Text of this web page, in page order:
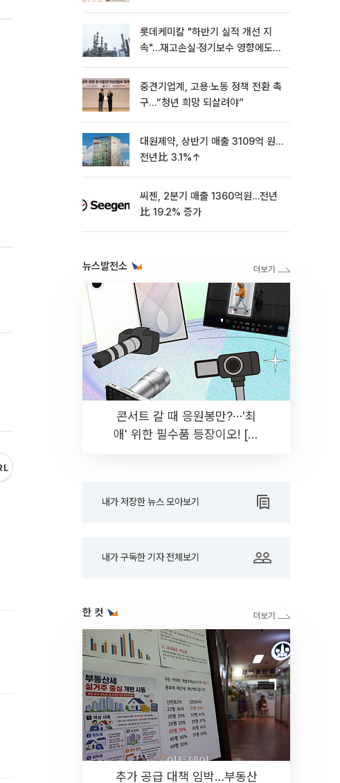
롯데케미칼 "하반기 실적 개선 지
속"…재고손실·정기보수 영향에도
중견기업계, 고용·노동 정책 전환 촉
구…“청년 희망 되살려야”
대원제약, 상반기 매출 3109억 원…
전년比 3.1%↑
씨젠, 2분기 매출 1360억원…전년
比 19.2% 증가
뉴스발전소
콘서트 갈 때 응원봉만?⋯'최
애' 위한 필수품 등장이오! [솔
내가 저장한 뉴스 모아보기
내가 구독한 기자 전체보기
한 컷
추가 공급 대책 임박…부동산